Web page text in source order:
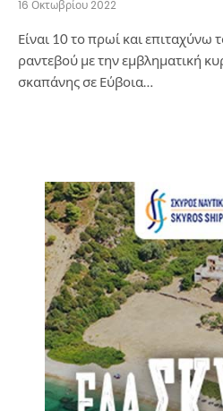
16 Οκτωβρίου 2022
Είναι 10 το πρωί και επιταχύνω
ραντεβού με την εμβληματική
σκαπάνης σε Εύβοια…